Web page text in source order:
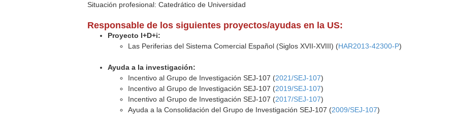
Situación profesional: Catedrático de Universidad
Responsable de los siguientes proyectos/ayudas en la US:
Proyecto I+D+i:
Las Periferias del Sistema Comercial Español (Siglos XVII-XVIII) (HAR2013-42300-P)
Ayuda a la investigación:
Incentivo al Grupo de Investigación SEJ-107 (2021/SEJ-107)
Incentivo al Grupo de Investigación SEJ-107 (2019/SEJ-107)
Incentivo al Grupo de Investigación SEJ-107 (2017/SEJ-107)
Ayuda a la Consolidación del Grupo de Investigación SEJ-107 (2009/SEJ-107)